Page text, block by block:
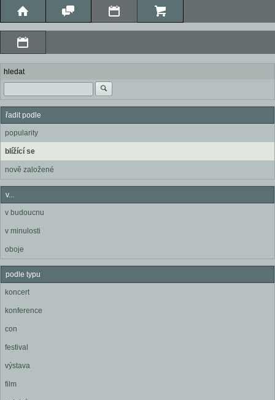
hledat
řadit podle
popularity
blížící se
nově založené
v...
v budoucnu
v minulosti
oboje
podle typu
koncert
konference
con
festival
výstava
film